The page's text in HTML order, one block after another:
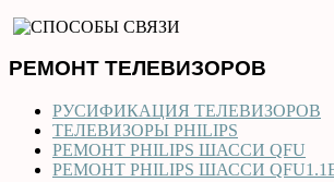
РЕМОНТ ТЕЛЕВИЗОРОВ
РУСИФИКАЦИЯ ТЕЛЕВИЗОРОВ
ТЕЛЕВИЗОРЫ PHILIPS
РЕМОНТ PHILIPS ШАССИ QFU
РЕМОНТ PHILIPS ШАССИ